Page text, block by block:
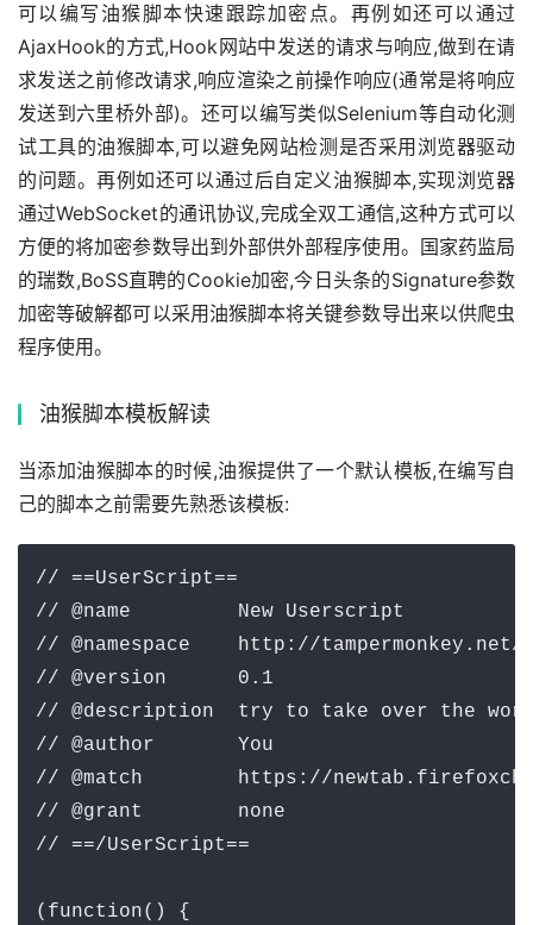
可以编写油猴脚本快速跟踪加密点。再例如还可以通过
AjaxHook的方式,Hook网站中发送的请求与响应,做到在请
求发送之前修改请求,响应渲染之前操作响应(通常是将响应
发送到六里桥外部)。还可以编写类似Selenium等自动化测
试工具的油猴脚本,可以避免网站检测是否采用浏览器驱动
的问题。再例如还可以通过后自定义油猴脚本,实现浏览器
通过WebSocket的通讯协议,完成全双工通信,这种方式可以
方便的将加密参数导出到外部供外部程序使用。国家药监局
的瑞数,BoSS直聘的Cookie加密,今日头条的Signature参数
加密等破解都可以采用油猴脚本将关键参数导出来以供爬虫
程序使用。
油猴脚本模板解读
当添加油猴脚本的时候,油猴提供了一个默认模板,在编写自
己的脚本之前需要先熟悉该模板:
// ==UserScript==
// @name         New Userscript
// @namespace    http://tampermonkey.net/
// @version      0.1
// @description  try to take over the
// @author       You
// @match        https://
// @grant        none
// ==/UserScript==
(function() {